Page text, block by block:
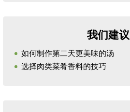
我们建议
如何制作第二天更美味的汤
选择肉类菜肴香料的技巧